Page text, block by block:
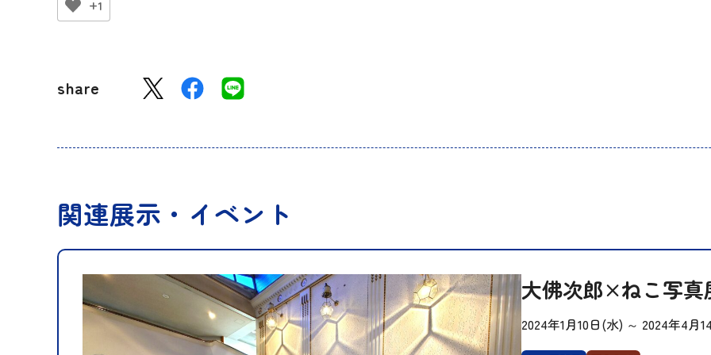
+1
share
関連展示・イベント
大佛次郎×ねこ写真
2024年1月10日(水) ～ 2024年4月